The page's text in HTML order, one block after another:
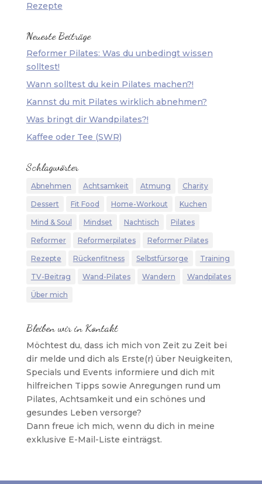
Rezepte
Neueste Beiträge
Reformer Pilates: Was du unbedingt wissen
solltest!
Wann solltest du kein Pilates machen?!
Kannst du mit Pilates wirklich abnehmen?
Was bringt dir Wandpilates?!
Kaffee oder Tee (SWR)
Schlagwörter
Abnehmen Achtsamkeit Atmung Charity
Dessert Fit Food Home-Workout Kuchen
Mind & Soul Mindset Nachtisch Pilates
Reformer Reformerpilates Reformer Pilates
Rezepte Rückenfitness Selbstfürsorge Training
TV-Beitrag Wand-Pilates Wandern Wandpilates
Über mich
Bleiben wir in Kontakt
Möchtest du, dass ich mich von Zeit zu Zeit bei
dir melde und dich als Erste(r) über Neuigkeiten,
Specials und Events informiere und dich mit
hilfreichen Tipps sowie Anregungen rund um
Pilates, Achtsamkeit und ein schönes und
gesundes Leben versorge?
Dann freue ich mich, wenn du dich in meine
exklusive E-Mail-Liste einträgst.